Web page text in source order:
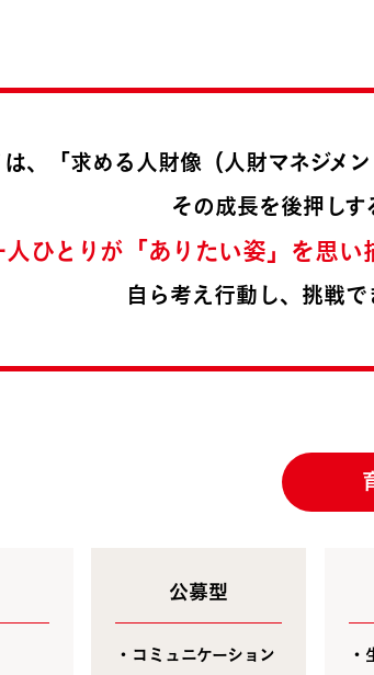
は、「求める人財像（人財マネジメ
その成長を後押しす
人ひとりが「ありたい姿」を思
自ら考え行動し、挑戦で
公募型
・コミュニケーション
・